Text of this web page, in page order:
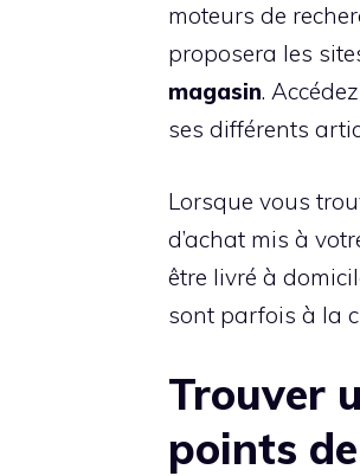
moteurs de
proposera les
magasin.
ses différents
Lorsque vous
d’achat mis à
être livré à
sont parfois à la
Trouver
points